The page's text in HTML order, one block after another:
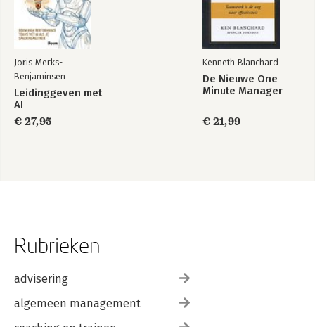
Joris Merks-
Benjaminsen
Leidinggeven met
AI
€ 27,95
Kenneth Blanchard
De Nieuwe One
Minute Manager
€ 21,99
Rubrieken
advisering
algemeen management